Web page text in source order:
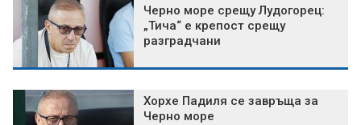
Черно море срещу Лудогорец:
„Тича“ е крепост срещу
разградчани
Хорхе Падиля се завръща за
Черно море